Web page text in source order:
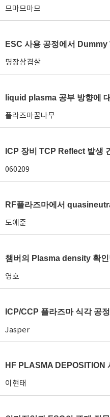
므마므마므
명장삼겹살
liquid plasma 공부 방향에
플라즈마꿈나무
ICP 장비 TCP Reflect 발생
060209
도예준
영호
Jasper
이현태